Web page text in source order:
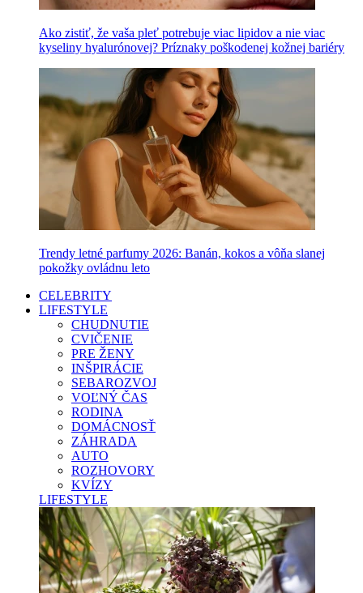
Ako zistiť, že vaša pleť potrebuje viac lipidov a nie viac
kyseliny hyalurónovej? Príznaky poškodenej kožnej bariéry
Trendy letné parfumy 2026: Banán, kokos a vôňa slanej
pokožky ovládnu leto
CELEBRITY
LIFESTYLE
CHUDNUTIE
CVIČENIE
PRE ŽENY
INŠPIRÁCIE
SEBAROZVOJ
VOĽNÝ ČAS
RODINA
DOMÁCNOSŤ
ZÁHRADA
AUTO
ROZHOVORY
KVÍZY
LIFESTYLE